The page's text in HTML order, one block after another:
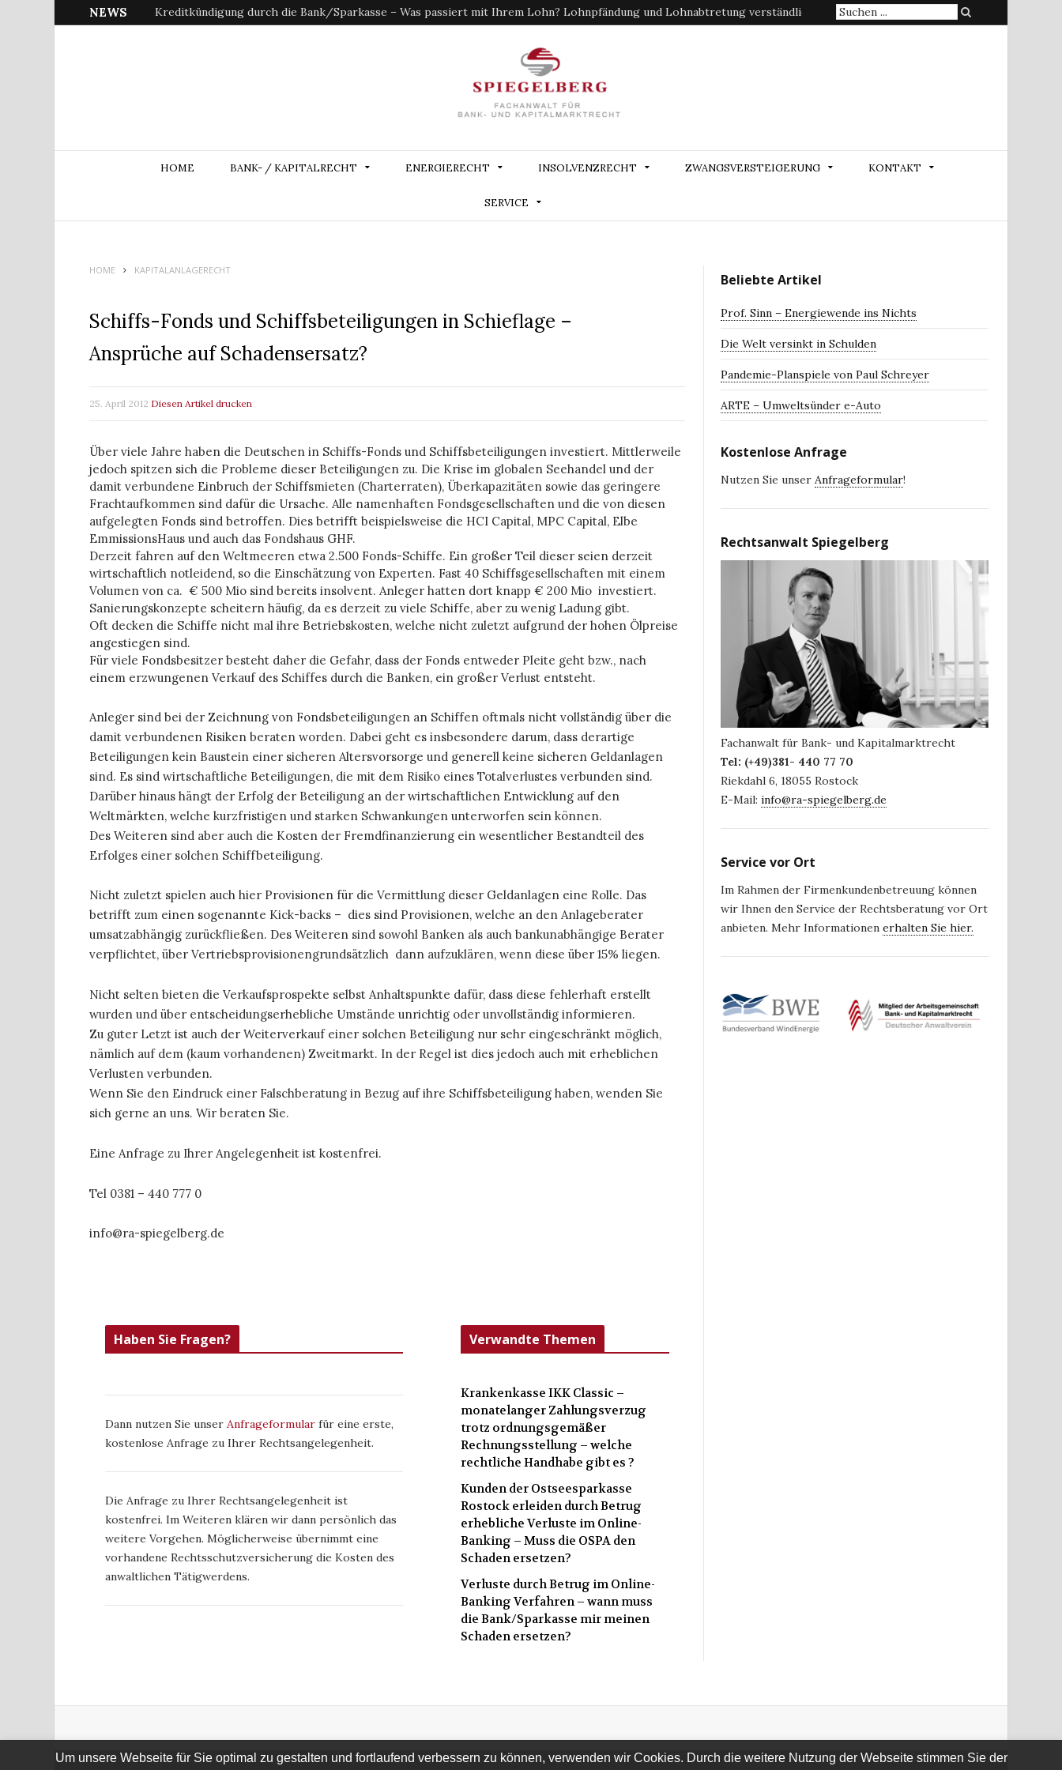
NEWS Kreditkündigung durch die Bank/Sparkasse – Was passiert mit Ihrem Lohn? Lohnpfändung und Lohnabtretung verständlich erklärtSuche
HOME BANK- / KAPITALRECHT ENERGIERECHT INSOLVENZRECHT ZWANGSVERSTEIGERUNG KONTAKT
SERVICE
HOME KAPITALANLAGERECHT
Schiffs-Fonds und Schiffsbeteiligungen in Schieflage –
Ansprüche auf Schadensersatz?
25. April 2012 Diesen Artikel drucken
Über viele Jahre haben die Deutschen in Schiffs-Fonds und Schiffsbeteiligungen investiert. Mittlerweile
jedoch spitzen sich die Probleme dieser Beteiligungen zu. Die Krise im globalen Seehandel und der
damit verbundene Einbruch der Schiffsmieten (Charterraten), Überkapazitäten sowie das geringere
Frachtaufkommen sind dafür die Ursache. Alle namenhaften Fondsgesellschaften und die von diesen
aufgelegten Fonds sind betroffen. Dies betrifft beispielsweise die HCI Capital, MPC Capital, Elbe
EmmissionsHaus und auch das Fondshaus GHF.
Derzeit fahren auf den Weltmeeren etwa 2.500 Fonds-Schiffe. Ein großer Teil dieser seien derzeit
wirtschaftlich notleidend, so die Einschätzung von Experten. Fast 40 Schiffsgesellschaften mit einem
Volumen von ca. € 500 Mio sind bereits insolvent. Anleger hatten dort knapp € 200 Mio investiert.
Sanierungskonzepte scheitern häufig, da es derzeit zu viele Schiffe, aber zu wenig Ladung gibt.
Oft decken die Schiffe nicht mal ihre Betriebskosten, welche nicht zuletzt aufgrund der hohen Ölpreise
angestiegen sind.
Für viele Fondsbesitzer besteht daher die Gefahr, dass der Fonds entweder Pleite geht bzw., nach
einem erzwungenen Verkauf des Schiffes durch die Banken, ein großer Verlust entsteht.
Anleger sind bei der Zeichnung von Fondsbeteiligungen an Schiffen oftmals nicht vollständig über die
damit verbundenen Risiken beraten worden. Dabei geht es insbesondere darum, dass derartige
Beteiligungen kein Baustein einer sicheren Altersvorsorge und generell keine sicheren Geldanlagen
sind. Es sind wirtschaftliche Beteiligungen, die mit dem Risiko eines Totalverlustes verbunden sind.
Darüber hinaus hängt der Erfolg der Beteiligung an der wirtschaftlichen Entwicklung auf den
Weltmärkten, welche kurzfristigen und starken Schwankungen unterworfen sein können.
Des Weiteren sind aber auch die Kosten der Fremdfinanzierung ein wesentlicher Bestandteil des
Erfolges einer solchen Schiffbeteiligung.
Nicht zuletzt spielen auch hier Provisionen für die Vermittlung dieser Geldanlagen eine Rolle. Das
betrifft zum einen sogenannte Kick-backs – dies sind Provisionen, welche an den Anlageberater
umsatzabhängig zurückfließen. Des Weiteren sind sowohl Banken als auch bankunabhängige Berater
verpflichtet, über Vertriebsprovisionengrundsätzlich dann aufzuklären, wenn diese über 15% liegen.
Nicht selten bieten die Verkaufsprospekte selbst Anhaltspunkte dafür, dass diese fehlerhaft erstellt
wurden und über entscheidungserhebliche Umstände unrichtig oder unvollständig informieren.
Zu guter Letzt ist auch der Weiterverkauf einer solchen Beteiligung nur sehr eingeschränkt möglich,
nämlich auf dem (kaum vorhandenen) Zweitmarkt. In der Regel ist dies jedoch auch mit erheblichen
Verlusten verbunden.
Wenn Sie den Eindruck einer Falschberatung in Bezug auf ihre Schiffsbeteiligung haben, wenden Sie
sich gerne an uns. Wir beraten Sie.
Eine Anfrage zu Ihrer Angelegenheit ist kostenfrei.
Tel 0381 – 440 777 0
info@ra-spiegelberg.de
Haben Sie Fragen?
Dann nutzen Sie unser Anfrageformular für eine erste,
kostenlose Anfrage zu Ihrer Rechtsangelegenheit.
Die Anfrage zu Ihrer Rechtsangelegenheit ist
kostenfrei. Im Weiteren klären wir dann persönlich das
weitere Vorgehen. Möglicherweise übernimmt eine
vorhandene Rechtsschutzversicherung die Kosten des
anwaltlichen Tätigwerdens.
Verwandte Themen
Krankenkasse IKK Classic –
monatelanger Zahlungsverzug
trotz ordnungsgemäßer
Rechnungsstellung – welche
rechtliche Handhabe gibt es ?
Kunden der Ostseesparkasse
Rostock erleiden durch Betrug
erhebliche Verluste im Online-
Banking – Muss die OSPA den
Schaden ersetzen?
Verluste durch Betrug im Online-
Banking Verfahren – wann muss
die Bank/Sparkasse mir meinen
Schaden ersetzen?
Beliebte Artikel
Prof. Sinn – Energiewende ins Nichts
Die Welt versinkt in Schulden
Pandemie-Planspiele von Paul Schreyer
ARTE – Umweltsünder e-Auto
Kostenlose Anfrage
Nutzen Sie unser Anfrageformular!
Rechtsanwalt Spiegelberg
Fachanwalt für Bank- und Kapitalmarktrecht
Tel: (+49)381- 440 77 70
Riekdahl 6, 18055 Rostock
E-Mail: info@ra-spiegelberg.de
Service vor Ort
Im Rahmen der Firmenkundenbetreuung können
wir Ihnen den Service der Rechtsberatung vor Ort
anbieten. Mehr Informationen erhalten Sie hier.
Um unsere Webseite für Sie optimal zu gestalten und fortlaufend verbessern zu können, verwenden wir Cookies. Durch die weitere Nutzung der Webseite stimmen Sie der